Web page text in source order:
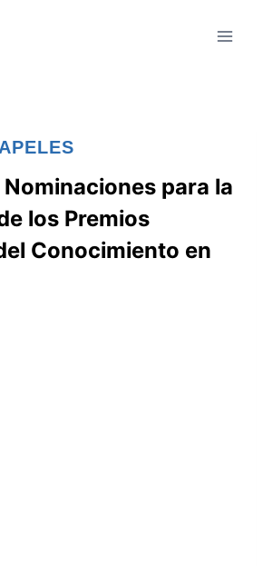
para la
los Premios
Conocimiento en